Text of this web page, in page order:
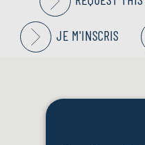
JE M'INSCRIS